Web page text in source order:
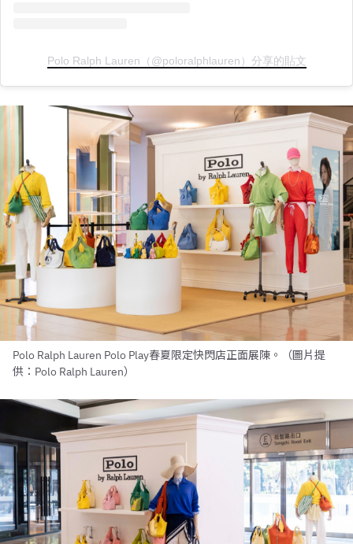
Polo Ralph Lauren（@poloralphlauren）分享的貼文
Polo Ralph Lauren Polo Play春夏限定快閃店正面展陳。（圖片提
供：Polo Ralph Lauren）